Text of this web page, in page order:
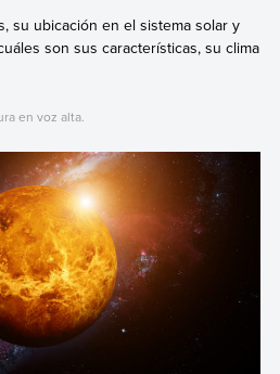
su ubicación en el sistema solar y
son sus características, su clima
en voz alta.